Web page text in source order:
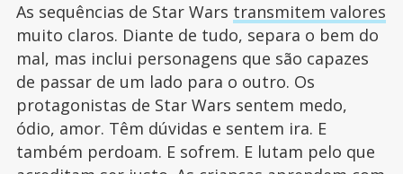
As sequências de Star Wars transmitem valores
muito claros. Diante de tudo, separa o bem do
mal, mas inclui personagens que são capazes
de passar de um lado para o outro. Os
protagonistas de Star Wars sentem medo,
ódio, amor. Têm dúvidas e sentem ira. E
também perdoam. E sofrem. E lutam pelo que